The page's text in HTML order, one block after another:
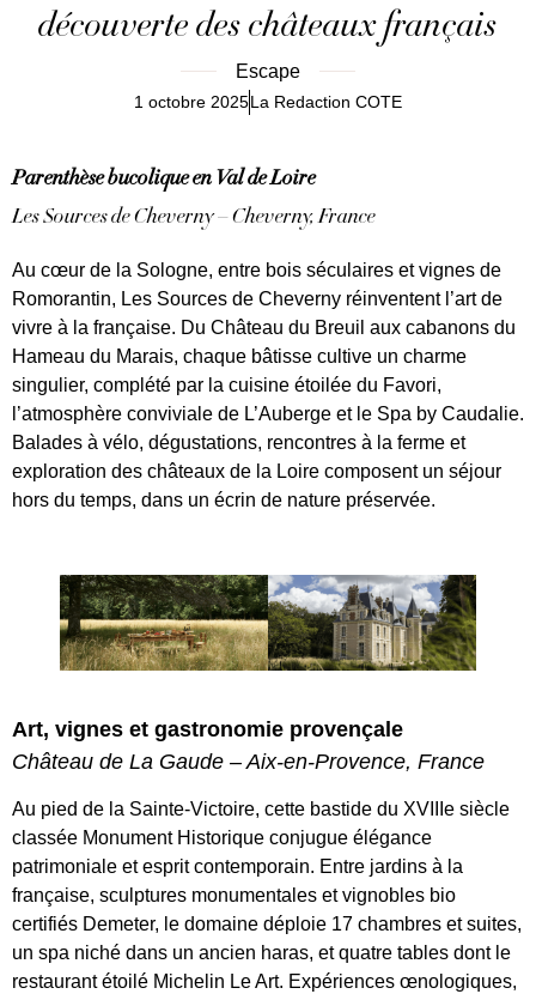
découverte des châteaux français
Escape
1 octobre 2025La Redaction COTE
Parenthèse bucolique en Val de Loire
Les Sources de Cheverny – Cheverny, France
Au cœur de la Sologne, entre bois séculaires et vignes de
Romorantin, Les Sources de Cheverny réinventent l’art de
vivre à la française. Du Château du Breuil aux cabanons du
Hameau du Marais, chaque bâtisse cultive un charme
singulier, complété par la cuisine étoilée du Favori,
l’atmosphère conviviale de L’Auberge et le Spa by Caudalie.
Balades à vélo, dégustations, rencontres à la ferme et
exploration des châteaux de la Loire composent un séjour
hors du temps, dans un écrin de nature préservée.
Art, vignes et gastronomie provençale
Château de La Gaude – Aix-en-Provence, France
Au pied de la Sainte-Victoire, cette bastide du XVIIIe siècle
classée Monument Historique conjugue élégance
patrimoniale et esprit contemporain. Entre jardins à la
française, sculptures monumentales et vignobles bio
certifiés Demeter, le domaine déploie 17 chambres et suites,
un spa niché dans un ancien haras, et quatre tables dont le
restaurant étoilé Michelin Le Art. Expériences œnologiques,